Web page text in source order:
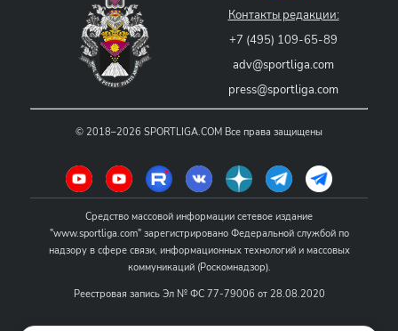
Контакты редакции:
+7 (495) 109-65-89
adv@sportliga.com
press@sportliga.com
© 2018–2026 SPORTLIGA.COM Все права защищены
Средство массовой информации сетевое издание
"www.sportliga.com" зарегистрировано Федеральной службой по
надзору в сфере связи, информационных технологий и массовых
коммуникаций (Роскомнадзор).
Реестровая запись Эл № ФС 77-79006 от 28.08.2020